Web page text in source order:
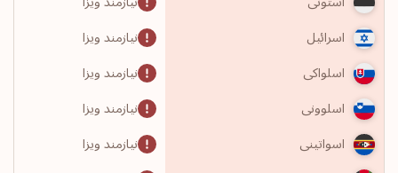
اسرائیل
نیازمند ویزا
اسلواکی
نیازمند ویزا
اسلوونی
نیازمند ویزا
اسواتینی
نیازمند ویزا